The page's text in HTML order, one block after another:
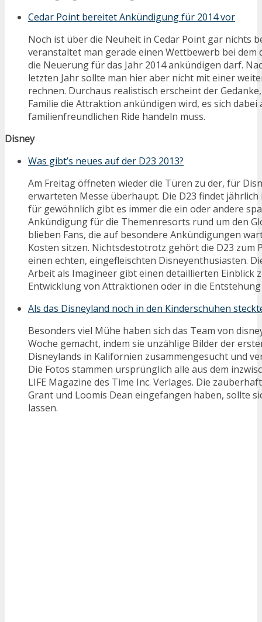
Cedar Point bereitet Ankündigung für 2014 vor
Noch ist über die Neuheit in Cedar Point gar nichts
veranstaltet man gerade einen Wettbewerb bei dem
die Neuerung für das Jahr 2014 ankündigen darf.
letzten Jahr sollte man hier aber nicht mit einer
rechnen. Durchaus realistisch erscheint der
Familie die Attraktion ankündigen wird, es sich dabei
familienfreundlichen Ride handeln muss.
Disney
Was gibt’s neues auf der D23 2013?
Am Freitag öffneten wieder die Türen zu der, für
erwarteten Messe überhaupt. Die D23 findet
für gewöhnlich gibt es immer die ein oder andere
Ankündigung für die Themenresorts rund um den
blieben Fans, die auf besondere Ankündigungen
Kosten sitzen. Nichtsdestotrotz gehört die D23 zum
einen echten, eingefleischten Disneyenthusiasten.
Arbeit als Imagineer gibt einen detaillierten Einblick
Entwicklung von Attraktionen oder in die
Als das Disneyland noch in den Kinderschuhen
Besonders viel Mühe haben sich das Team von
Woche gemacht, indem sie unzählige Bilder der
Disneylands in Kalifornien zusammengesucht und
Die Fotos stammen ursprünglich alle aus dem
LIFE Magazine des Time Inc. Verlages. Die
Grant und Loomis Dean eingefangen haben, sollte
lassen.